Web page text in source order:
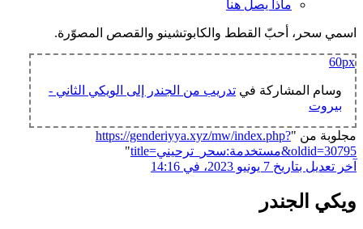
ماذا يصل هنا
اسمي سحر، أحبّ القطط والكابوتشينو والقصص المصوّرة.
60px
وسام المشاركة في تدريب من الجندر إلى الويكي الثاني -
بيروت
مجلوبة من "https://genderiyya.xyz/mw/index.php?
title=مستخدمة:سحر_ترحيني&oldid=30795
"
آخر تعديل بتاريخ 7 يونيو 2023، في 14:16
ويكي الجندر